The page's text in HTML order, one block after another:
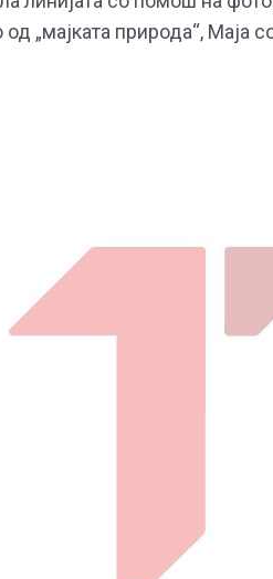
„мајката природа“, Маја